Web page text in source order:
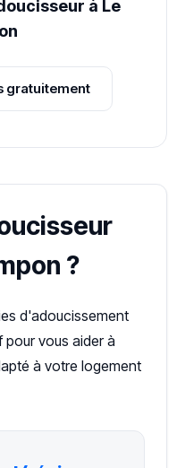
à Le
gratuitement
?
d'adoucissement
pour vous aider à
à votre logement